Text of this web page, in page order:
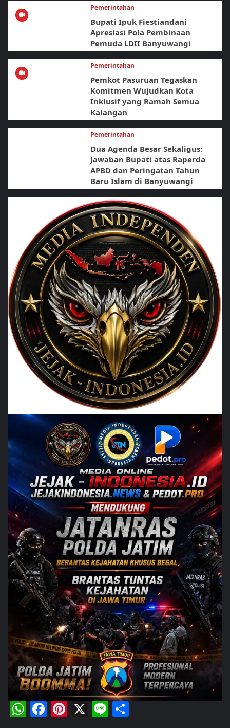
Pemerintahan
Bupati Ipuk Fiestiandani
Apresiasi Pola Pembinaan
Pemuda LDII Banyuwangi
Pemerintahan
Pemkot Pasuruan Tegaskan
Komitmen Wujudkan Kota
Inklusif yang Ramah Semua
Kalangan
Pemerintahan
Dua Agenda Besar Sekaligus:
Jawaban Bupati atas Raperda
APBD dan Peringatan Tahun
Baru Islam di Banyuwangi
WhatsApp
Facebook
Pinterest
X Line